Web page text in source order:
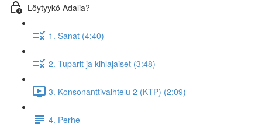
Löytyykö Adalia?
1. Sanat (4:40)
2. Tuparit ja kihlajaiset (3:48)
3. Konsonanttivaihtelu 2 (KTP) (2:09)
4. Perhe